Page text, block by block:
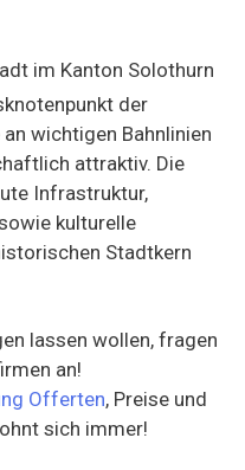
im Kanton Solothurn
der
wichtigen Bahnlinien
attraktiv. Die
Infrastruktur,
kulturelle
Stadtkern
lassen wollen, fragen
an!
Offerten, Preise und
sich immer!